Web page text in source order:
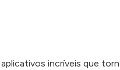
incríveis que